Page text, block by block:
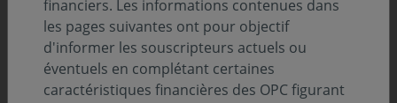
quantitative. Il est au centre du processus de gestion et
collabore étroitement avec les gérants, qui ont tous une
double responsabilité : gérant et analyste. Les équipes
de Recherche sont là pour leur apporter des études
approfondies qui sont susceptibles de faire la
financiers. Les informations contenues dans
les pages suivantes ont pour objectif
d'informer les souscripteurs actuels ou
éventuels en complétant certaines
caractéristiques financières des OPC figurant